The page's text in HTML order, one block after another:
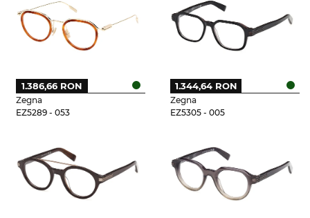
Zegna
EZ5289 - 053
1.386,66 RON
Zegna
EZ5305 - 005
1.344,64 RON